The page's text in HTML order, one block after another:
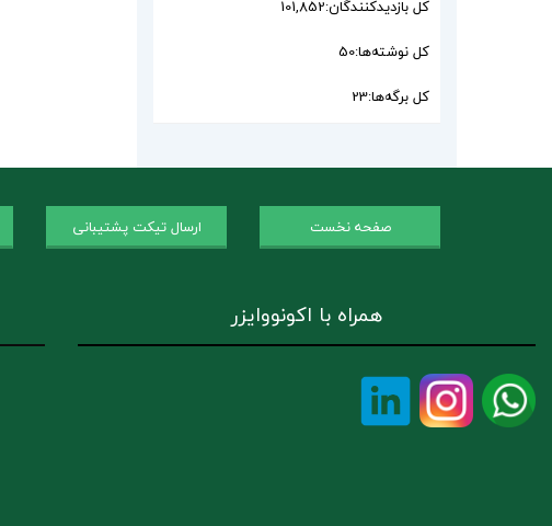
کل بازدیدکنند‌گان:101,852
کل نوشته‌ها:50
کل برگه‌ها:23
صفحه نخست ارسال تیکت پشتیبانی
همراه با اکونووایزر